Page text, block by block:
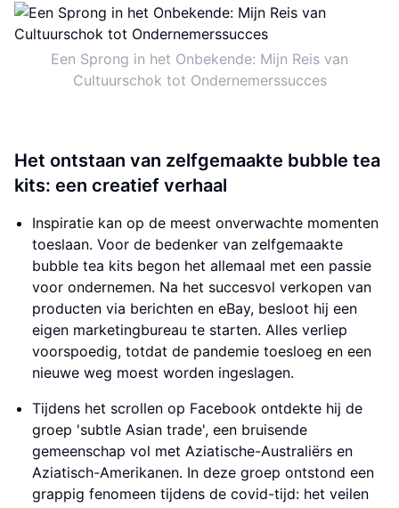
Een Sprong in het Onbekende: Mijn Reis van
Cultuurschok tot Ondernemerssucces
Het ontstaan van zelfgemaakte bubble tea
kits: een creatief verhaal
Inspiratie kan op de meest onverwachte momenten
toeslaan. Voor de bedenker van zelfgemaakte
bubble tea kits begon het allemaal met een passie
voor ondernemen. Na het succesvol verkopen van
producten via berichten en eBay, besloot hij een
eigen marketingbureau te starten. Alles verliep
voorspoedig, totdat de pandemie toesloeg en een
nieuwe weg moest worden ingeslagen.
Tijdens het scrollen op Facebook ontdekte hij de
groep 'subtle Asian trade', een bruisende
gemeenschap vol met Aziatische-Australiërs en
Aziatisch-Amerikanen. In deze groep ontstond een
grappig fenomeen tijdens de covid-tijd: het veilen